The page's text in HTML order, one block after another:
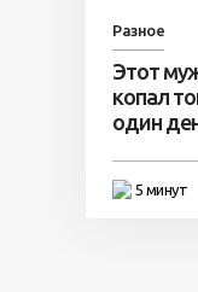
Разное
Этот
копал
один
5 минут